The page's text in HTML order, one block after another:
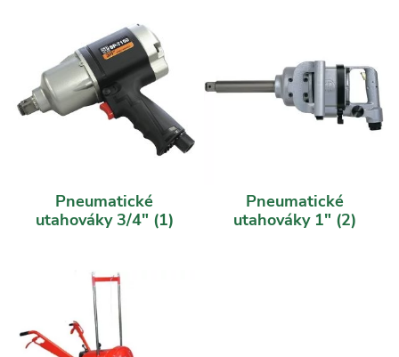
Pneumatické
utahováky 3/4" (1)
Pneumatické
utahováky 1" (2)